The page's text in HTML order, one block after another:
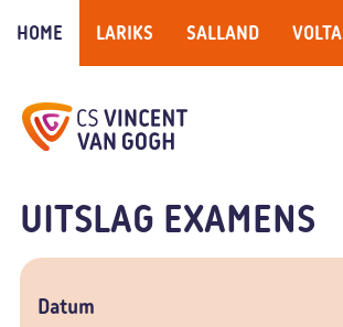
HOME LARIKS SALLAND VOLTA
UITSLAG EXAMENS
Datum